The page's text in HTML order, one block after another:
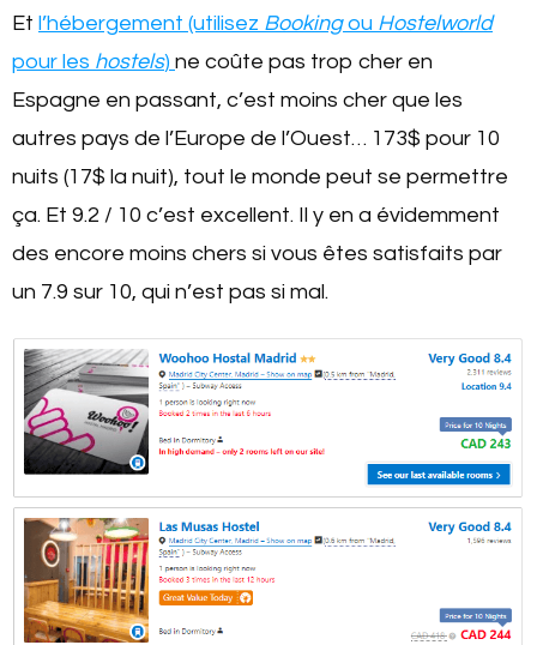
Et l’hébergement (utilisez Bookingou Hostelworld
pour les hostels) ne coûte pas trop cher en
Espagne en passant, c’est moins cher que les
autres pays de l’Europe de l’Ouest… 173$ pour 10
nuits (17$ la nuit), tout le monde peut se permettre
ça. Et 9.2 / 10 c’est excellent. Il y en a évidemment
des encore moins chers si vous êtes satisfaits par
un 7.9 sur 10, qui n’est pas si mal.